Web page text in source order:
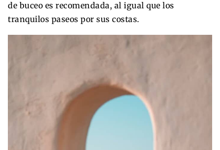
de buceo es recomendada, al igual que los
tranquilos paseos por sus costas.